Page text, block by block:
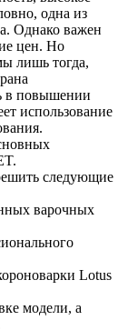
одна из
Однако важен
цен. Но
лишь тогда,
в повышении
использование
следующие
варочных
Lotus
модели, а